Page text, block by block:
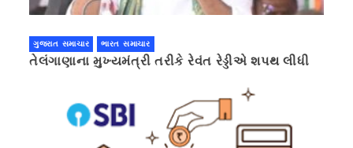
ગુજરાત સમાચાર ભારત સમાચાર
તેલંગાણાના મુખ્યમંત્રી તરીકે રેવંત રેડ્ડીએ શપથ લીધી